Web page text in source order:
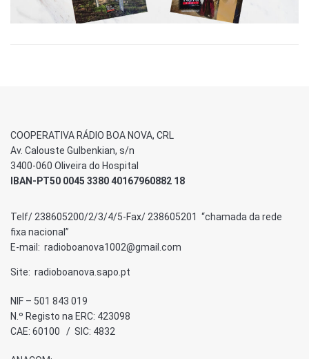
COOPERATIVA RÁDIO BOA NOVA, CRL
Av. Calouste Gulbenkian, s/n
3400-060 Oliveira do Hospital
IBAN-PT50 0045 3380 40167960882 18
Telf/ 238605200/2/3/4/5-Fax/ 238605201 “chamada da rede
fixa nacional”
E-mail: radioboanova1002@gmail.com
Site: radioboanova.sapo.pt
NIF – 501 843 019
N.º Registo na ERC: 423098
CAE: 60100 / SIC: 4832